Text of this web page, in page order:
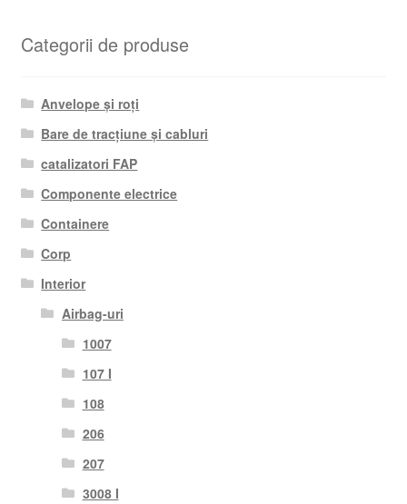
Categorii de produse
Anvelope și roți
Bare de tracțiune și cabluri
catalizatori FAP
Componente electrice
Containere
Corp
Interior
Airbag-uri
1007
107 I
108
206
207
3008 I